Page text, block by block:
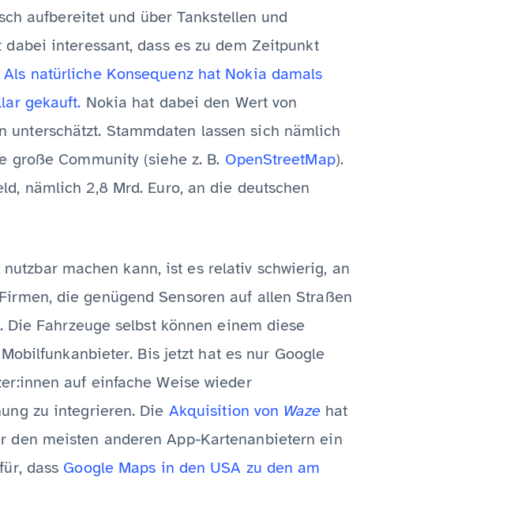
aufbereitet und über Tankstellen und
interessant, dass es zu dem Zeitpunkt
Als natürliche Konsequenz hat Nokia damals
gekauft. Nokia hat dabei den Wert von
unterschätzt. Stammdaten lassen sich nämlich
große Community (siehe z. B. OpenStreetMap).
nämlich 2,8 Mrd. Euro, an die deutschen
machen kann, ist es relativ schwierig, an
die genügend Sensoren auf allen Straßen
Fahrzeuge selbst können einem diese
Bis jetzt hat es nur Google
auf einfache Weise wieder
zu integrieren. Die Akquisition von Wazehat
den meisten anderen App-Kartenanbietern ein
dass Google Maps in den USA zu den am